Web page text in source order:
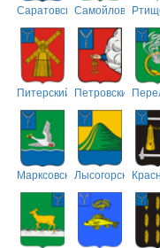
СаратовскийСамойловский
Питерский Петровский
МарксовскийЛысогорский